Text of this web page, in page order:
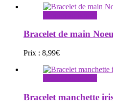
initialactuel
Bracelet de main
Prix : 8,99€
Bracelet manchette